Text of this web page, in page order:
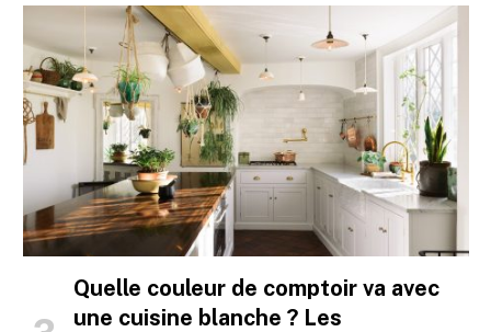
Quelle couleur de comptoir va avec
une cuisine blanche ? Les